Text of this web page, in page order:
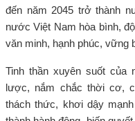
đến năm 2045 trở thành
nước Việt Nam hòa bình,
văn minh, hạnh phúc, vững
Tinh thần xuyên suốt của
lược, nắm chắc thời cơ,
thách thức, khơi dậy